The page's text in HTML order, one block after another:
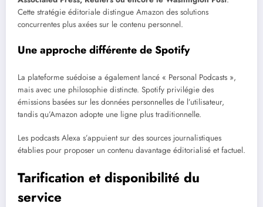
Cette stratégie éditoriale distingue Amazon des solutions
concurrentes plus axées sur le contenu personnel.
Une approche différente de Spotify
La plateforme suédoise a également lancé « Personal Podcasts »,
mais avec une philosophie distincte. Spotify privilégie des
émissions basées sur les données personnelles de l’utilisateur,
tandis qu’Amazon adopte une ligne plus traditionnelle.
Les podcasts Alexa s’appuient sur des sources journalistiques
établies pour proposer un contenu davantage éditorialisé et factuel.
Tarification et disponibilité du
service